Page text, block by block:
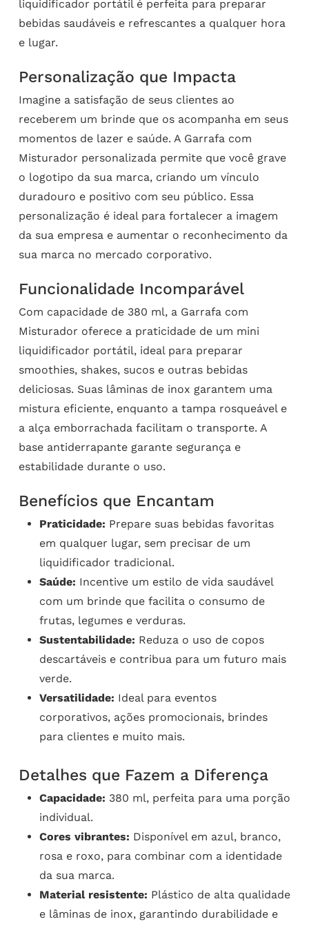
liquidificador portátil é perfeita para preparar
bebidas saudáveis e refrescantes a qualquer hora
e lugar.
Personalização que Impacta
Imagine a satisfação de seus clientes ao
receberem um brinde que os acompanha em seus
momentos de lazer e saúde. A Garrafa com
Misturador personalizada permite que você grave
o logotipo da sua marca, criando um vínculo
duradouro e positivo com seu público. Essa
personalização é ideal para fortalecer a imagem
da sua empresa e aumentar o reconhecimento da
sua marca no mercado corporativo.
Funcionalidade Incomparável
Com capacidade de 380 ml, a Garrafa com
Misturador oferece a praticidade de um mini
liquidificador portátil, ideal para preparar
smoothies, shakes, sucos e outras bebidas
deliciosas. Suas lâminas de inox garantem uma
mistura eficiente, enquanto a tampa rosqueável e
a alça emborrachada facilitam o transporte. A
base antiderrapante garante segurança e
estabilidade durante o uso.
Benefícios que Encantam
Praticidade: Prepare suas bebidas favoritas
em qualquer lugar, sem precisar de um
liquidificador tradicional.
Saúde: Incentive um estilo de vida saudável
com um brinde que facilita o consumo de
frutas, legumes e verduras.
Sustentabilidade: Reduza o uso de copos
descartáveis e contribua para um futuro mais
verde.
Versatilidade: Ideal para eventos
corporativos, ações promocionais, brindes
para clientes e muito mais.
Detalhes que Fazem a Diferença
Capacidade: 380 ml, perfeita para uma porção
individual.
Cores vibrantes: Disponível em azul, branco,
rosa e roxo, para combinar com a identidade
da sua marca.
Material resistente: Plástico de alta qualidade
e lâminas de inox, garantindo durabilidade e